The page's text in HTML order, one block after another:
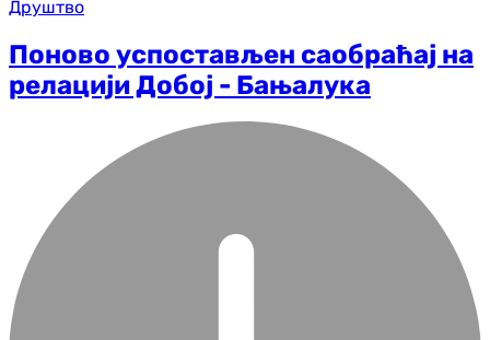
Друштво
Поново успостављен саобраћај на
релацији Добој - Бањалука